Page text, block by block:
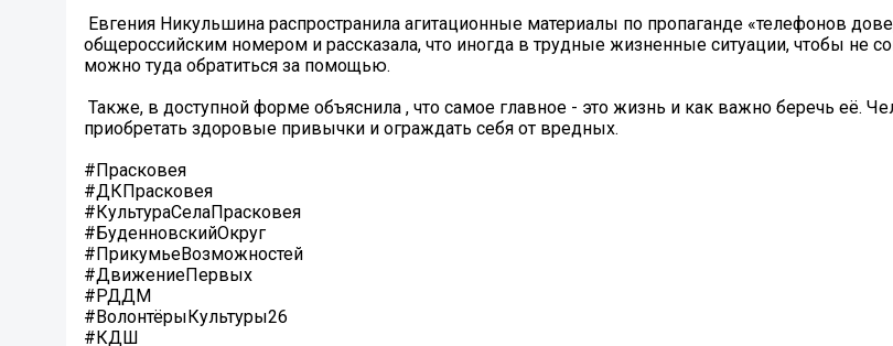
Евгения Никульшина распространила агитационные материалы по пропаганде «телефонов
общероссийским номером и рассказала, что иногда в трудные жизненные ситуации, чтобы не
можно туда обратиться за помощью.
Также, в доступной форме объяснила , что самое главное - это жизнь и как важно беречь её.
приобретать здоровые привычки и ограждать себя от вредных.
#Прасковея
#ДКПрасковея
#КультураСелаПрасковея
#БуденновскийОкруг
#ПрикумьеВозможностей
#ДвижениеПервых
#РДДМ
#ВолонтёрыКультуры26
#КДШ